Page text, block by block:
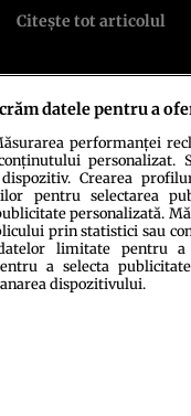
Citește tot articolul
Setări Cookies
integral scrierile
datele pentru a
performanței
personalizat.
Crearea
pentru selectarea
personalizată.
prin statistici sau
limitate pentru a
a selecta
dispozitivului.